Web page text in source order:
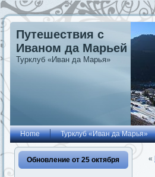
Путешествия с
Иваном да Марьей
Турклуб «Иван да Марья»
Home Турклуб «Иван да Марья»
Обновление от 25 октября «